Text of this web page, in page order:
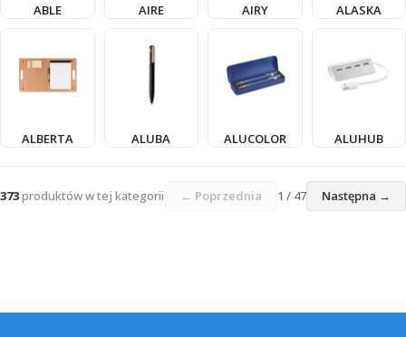
ABLE AIRE AIRY ALASKA
ALBERTA ALUBA ALUCOLOR ALUHUB
373produktów w tej kategorii ← Poprzednia 1 / 47 Następna →